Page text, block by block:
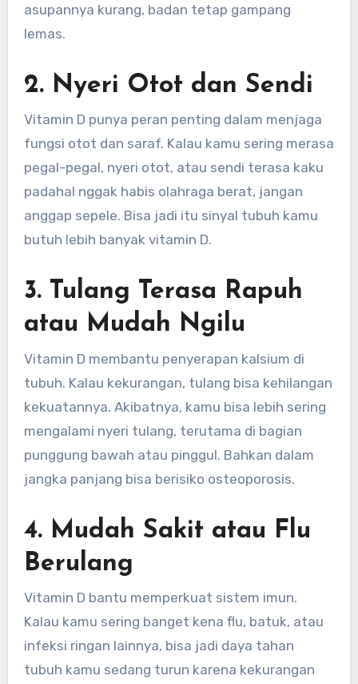
asupannya kurang, badan tetap gampang
lemas.
2. Nyeri Otot dan Sendi
Vitamin D punya peran penting dalam menjaga
fungsi otot dan saraf. Kalau kamu sering merasa
pegal-pegal, nyeri otot, atau sendi terasa kaku
padahal nggak habis olahraga berat, jangan
anggap sepele. Bisa jadi itu sinyal tubuh kamu
butuh lebih banyak vitamin D.
3. Tulang Terasa Rapuh
atau Mudah Ngilu
Vitamin D membantu penyerapan kalsium di
tubuh. Kalau kekurangan, tulang bisa kehilangan
kekuatannya. Akibatnya, kamu bisa lebih sering
mengalami nyeri tulang, terutama di bagian
punggung bawah atau pinggul. Bahkan dalam
jangka panjang bisa berisiko osteoporosis.
4. Mudah Sakit atau Flu
Berulang
Vitamin D bantu memperkuat sistem imun.
Kalau kamu sering banget kena flu, batuk, atau
infeksi ringan lainnya, bisa jadi daya tahan
tubuh kamu sedang turun karena kekurangan